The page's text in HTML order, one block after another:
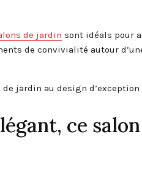
de jardin sont idéals pour
de convivialité autour
jardin au design d’exception
ce